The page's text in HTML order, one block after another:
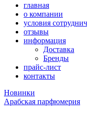
главная
о компании
условия
отзывы
информация
Доставка
Бренды
прайс-лист
контакты
Новинки
Арабская парфюмерия